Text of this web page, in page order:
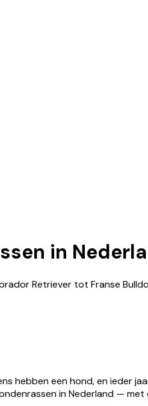
in
Retriever tot Franse
hebben een hond, en ieder
in Nederland —